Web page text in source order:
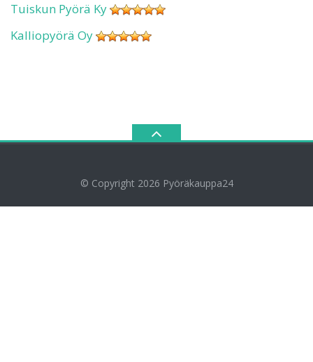
Tuiskun Pyörä Ky
Kalliopyörä Oy
© Copyright 2026 Pyöräkauppa24